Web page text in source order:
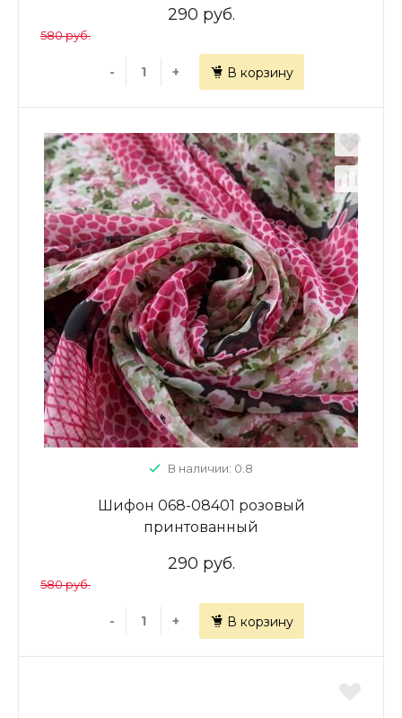
290 руб.
580 руб.
- + В корзину
В наличии: 0.8
Шифон 068-08401 розовый
принтованный
290 руб.
580 руб.
- + В корзину